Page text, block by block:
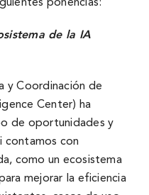
ponencias:
de la IA
y Coordinación de
Center) ha
de oportunidades y
contamos con
como un ecosistema
mejorar la eficiencia